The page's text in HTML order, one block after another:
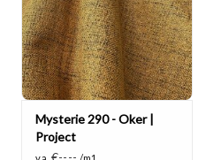
Mysterie 290 - Oker |
Project